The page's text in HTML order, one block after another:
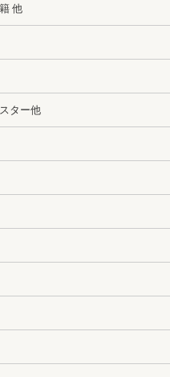
他
ター他